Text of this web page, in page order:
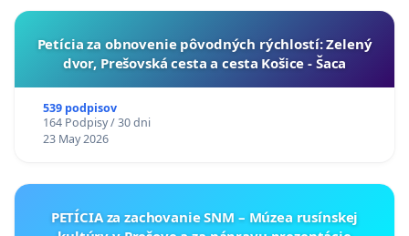
​Petícia za obnovenie pôvodných rýchlostí: Zelený
dvor, Prešovská cesta a cesta Košice - Šaca
539 podpisov
164 Podpisy / 30 dni
23 May 2026
PETÍCIA za zachovanie SNM – Múzea rusínskej